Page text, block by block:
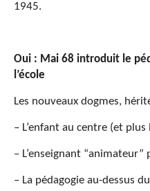
1945.
Oui : Mai 68 introduit le
l’école
Les nouveaux dogmes,
– L’enfant au centre (et
– L’enseignant
– La pédagogie au-dessus